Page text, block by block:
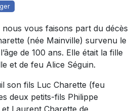
vous faisons part du décès
(née Mainville) survenu le
de 100 ans. Elle était la fille
et de feu Alice Séguin.
son fils Luc Charette (feu
deux petits-fils Philippe
Laurent Charette de